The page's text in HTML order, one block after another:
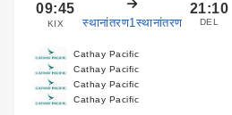
09:45
KIX स्थानांतरण1स्थानांतरण
21:10
DEL
Cathay Pacific
Cathay Pacific
Cathay Pacific
Cathay Pacific